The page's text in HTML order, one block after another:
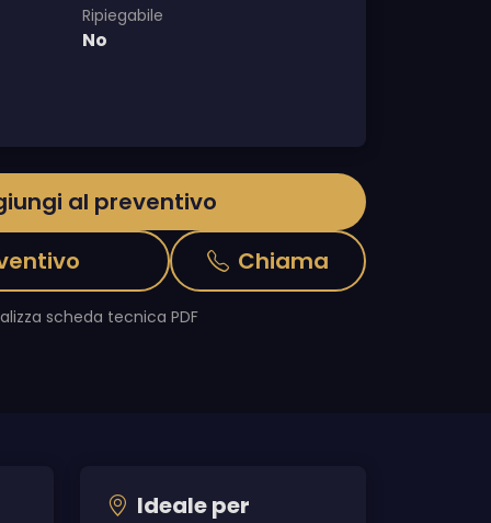
Ripiegabile
No
al preventivo
Chiama
scheda tecnica PDF
Ideale per